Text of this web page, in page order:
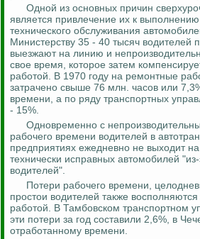
Одной из основных причин
является привлечение их к
технического обслуживания
Министерству 35 - 40 тысяч водителей
выезжают на линию и
свое время, которое затем
работой. В 1970 году на ремонтные
затрачено свыше 76 млн. часов или
времени, а по ряду транспортных
- 15%.
Одновременно с
рабочего времени водителей в
предприятиях ежедневно не выходит
технически исправных автомобилей "из-
водителей".
Потери рабочего времени,
простои водителей также
работой. В Тамбовском транспортном
эти потери за год составили 2,6%, в
отработанному времени.